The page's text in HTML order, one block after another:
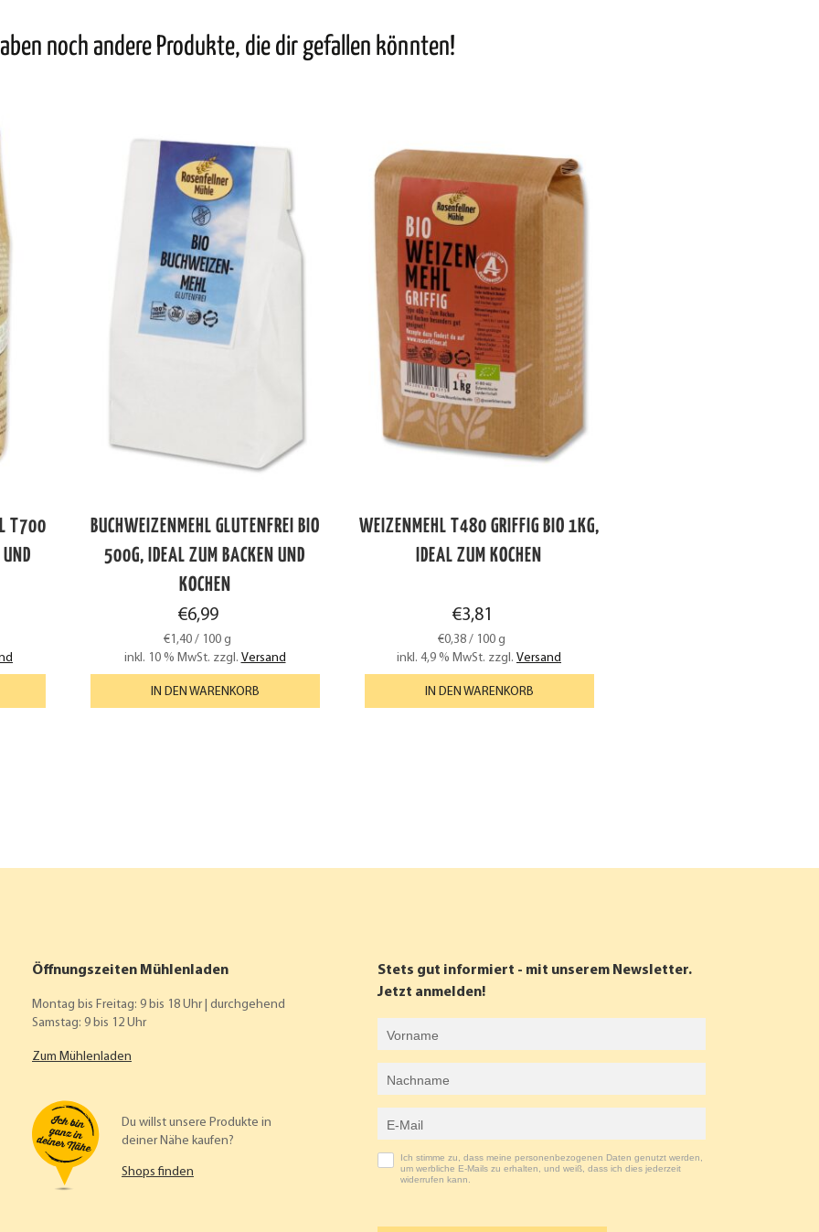
noch andere Produkte, die dir gefallen könnten!
T700
BUCHWEIZENMEHL GLUTENFREI BIO
500G, IDEAL ZUM BACKEN UND
KOCHEN
€6,99
€1,40 / 100 g
inkl. 10 % MwSt. zzgl. Versand
IN DEN WARENKORB
WEIZENMEHL T480 GRIFFIG BIO 1KG,
IDEAL ZUM KOCHEN
€3,81
€0,38 / 100 g
inkl. 4,9 % MwSt. zzgl. Versand
IN DEN WARENKORB
Öffnungszeiten Mühlenladen
Montag bis Freitag: 9 bis 18 Uhr | durchgehend
Samstag: 9 bis 12 Uhr
Zum Mühlenladen
Du willst unsere Produkte in
deiner Nähe kaufen?
Shops finden
Stets gut informiert - mit unserem Newsletter.
Jetzt anmelden!
Ich stimme zu, dass meine personenbezogenen Daten genutzt werden,
um werbliche E-Mails zu erhalten, und weiß, dass ich dies jederzeit
widerrufen kann.